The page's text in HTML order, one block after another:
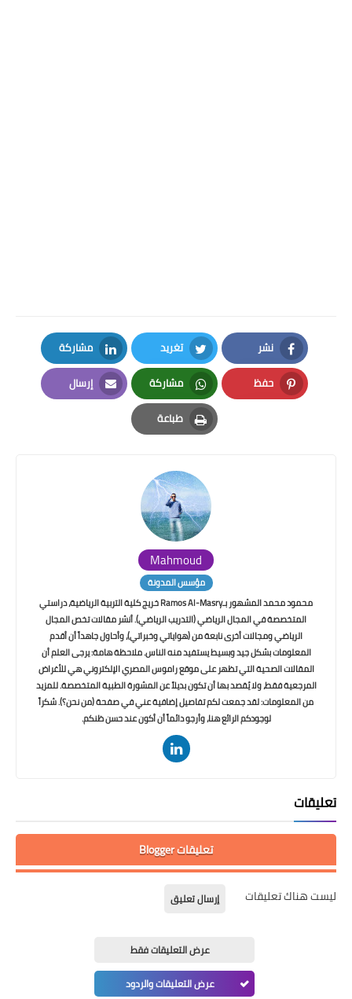
نشر
Facebook
تغريد
Twitter
مشاركة
LinkedIn
حفظ
Pinterest
مشاركة
Whatsapp
إرسال
Email
طباعة
Print
Mahmoud
مؤسس المدونة
محمود محمد المشهور بـRamos Al-Masry خريج كلية التربية الرياضية، دراستي
المتخصصة في المجال الرياضي (التدريب الرياضي). أنشر مقالات تخص المجال
الرياضي ومجالات أخرى نابعة من (هواياتي وخبراتي)، وأحاول جاهداً أن أقدم
المعلومات بشكل جيد وبسيط يستفيد منه الناس. ملاحظة هامة: يرجى العلم أن
المقالات الصحية التي تظهر على موقع راموس المصري الإلكتروني هي للأغراض
المرجعية فقط، ولا يُقصد بها أن تكون بديلاً عن المشورة الطبية المتخصصة. للمزيد
من المعلومات: لقد جمعت لكم تفاصيل إضافية عني في صفحة (من نحن؟). شكراً
لوجودكم الرائع هنا، وأرجو دائماً أن أكون عند حسن ظنكم.
تعليقات
تعليقات Blogger
ليست هناك تعليقات إرسال تعليق
عرض التعليقات فقط
عرض التعليقات والردود